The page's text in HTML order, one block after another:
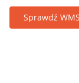
Sprawdź WMS